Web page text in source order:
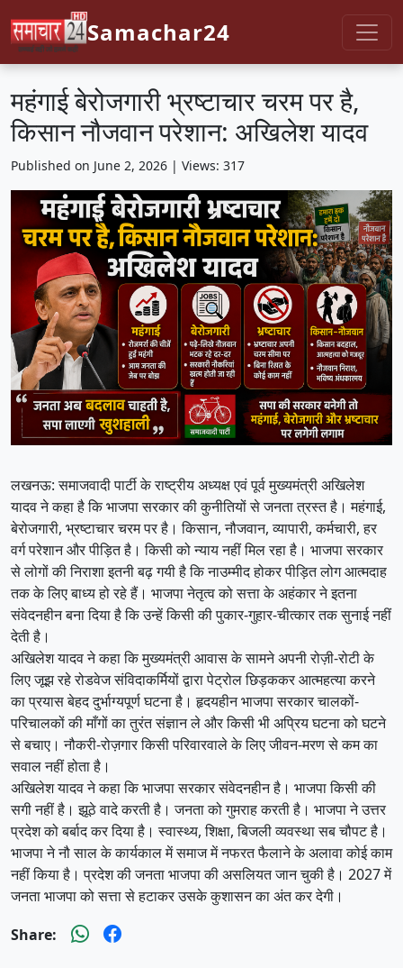
Samachar24
महंगाई बेरोजगारी भ्रष्टाचार चरम पर है,
किसान नौजवान परेशान: अखिलेश यादव
Published on June 2, 2026 | Views: 317
लखनऊ: समाजवादी पार्टी के राष्ट्रीय अध्यक्ष एवं पूर्व मुख्यमंत्री अखिलेश
यादव ने कहा है कि भाजपा सरकार की कुनीतियों से जनता त्रस्त है। महंगाई,
बेरोजगारी, भ्रष्टाचार चरम पर है। किसान, नौजवान, व्यापारी, कर्मचारी, हर
वर्ग परेशान और पीड़ित है। किसी को न्याय नहीं मिल रहा है। भाजपा सरकार
से लोगों की निराशा इतनी बढ़ गयी है कि नाउम्मीद होकर पीड़ित लोग आत्मदाह
तक के लिए बाध्य हो रहे हैं। भाजपा नेतृत्व को सत्ता के अहंकार ने इतना
संवेदनहीन बना दिया है कि उन्हें किसी की पुकार-गुहार-चीत्कार तक सुनाई नहीं
देती है।
अखिलेश यादव ने कहा कि मुख्यमंत्री आवास के सामने अपनी रोज़ी-रोटी के
लिए जूझ रहे रोडवेज संविदाकर्मियों द्वारा पेट्रोल छिड़ककर आत्महत्या करने
का प्रयास बेहद दुर्भाग्यपूर्ण घटना है। हृदयहीन भाजपा सरकार चालकों-
परिचालकों की माँगों का तुरंत संज्ञान ले और किसी भी अप्रिय घटना को घटने
से बचाए। नौकरी-रोज़गार किसी परिवारवाले के लिए जीवन-मरण से कम का
सवाल नहीं होता है।
अखिलेश यादव ने कहा कि भाजपा सरकार संवेदनहीन है। भाजपा किसी की
सगी नहीं है। झूठे वादे करती है। जनता को गुमराह करती है। भाजपा ने उत्तर
प्रदेश को बर्बाद कर दिया है। स्वास्थ्य, शिक्षा, बिजली व्यवस्था सब चौपट है।
भाजपा ने नौ साल के कार्यकाल में समाज में नफरत फैलाने के अलावा कोई काम
नहीं किया है। प्रदेश की जनता भाजपा की असलियत जान चुकी है। 2027 में
जनता भाजपा को सत्ता से हटाकर उसके कुशासन का अंत कर देगी।
Share: